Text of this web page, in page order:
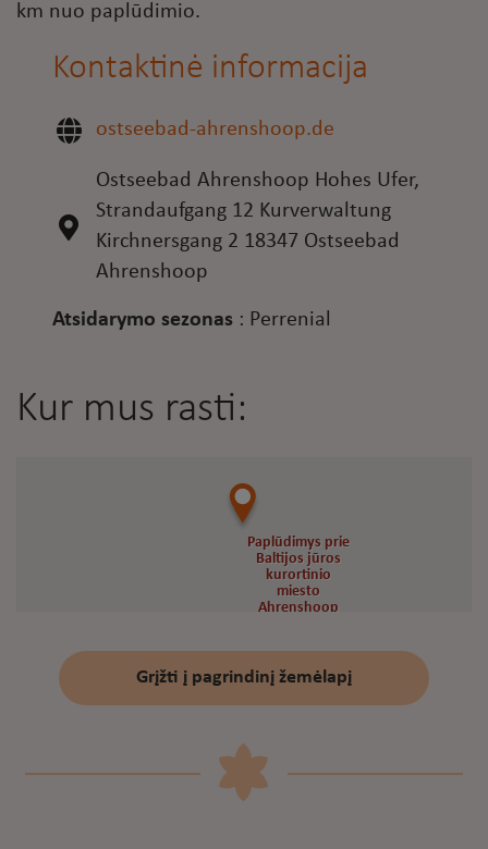
km nuo paplūdimio.
Kontaktinė informacija
ostseebad-ahrenshoop.de
Ostseebad Ahrenshoop Hohes Ufer,
Strandaufgang 12 Kurverwaltung
Kirchnersgang 2 18347 Ostseebad
Ahrenshoop
Atsidarymo sezonas : Perrenial
Kur mus rasti:
Paplūdimys prie
Baltijos jūros
kurortinio
miesto
Ahrenshoop
Paplūdimys prie
Baltijos jūros
kurortinio
miesto
Ahrenshoop
Grįžti į pagrindinį žemėlapį